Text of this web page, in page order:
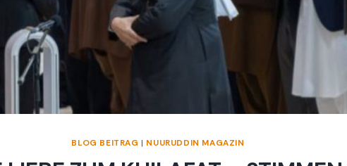
BLOG BEITRAG | NUURUDDIN MAGAZIN